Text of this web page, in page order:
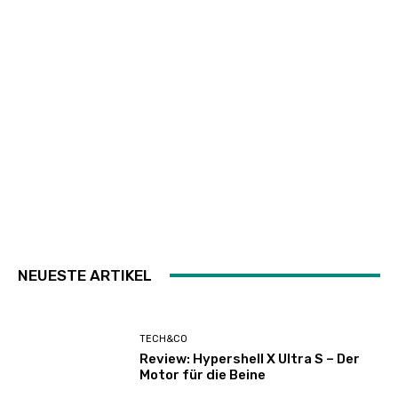
NEUESTE ARTIKEL
TECH&CO
Review: Hypershell X Ultra S – Der
Motor für die Beine